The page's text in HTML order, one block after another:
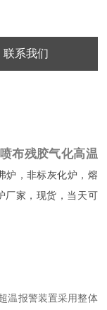
联系我们
布残胶气化高温
炉，非标灰化炉，熔
厂家，现货，当天可
温报警装置采用整体